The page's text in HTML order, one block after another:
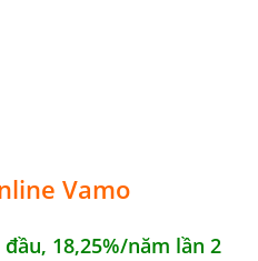
Vamo
18,25%/năm lần 2